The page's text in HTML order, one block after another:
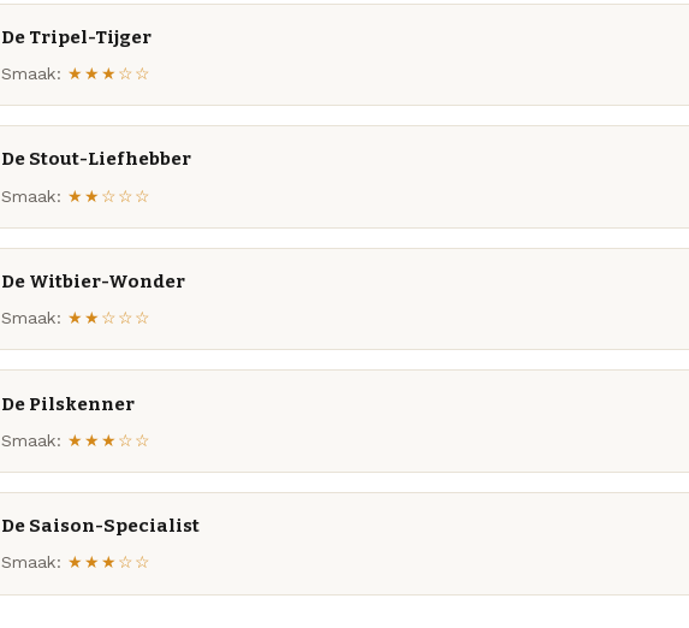
De Tripel-Tijger
Smaak: ★★★☆☆
De Stout-Liefhebber
Smaak: ★★☆☆☆
De Witbier-Wonder
Smaak: ★★☆☆☆
De Pilskenner
Smaak: ★★★☆☆
De Saison-Specialist
Smaak: ★★★☆☆